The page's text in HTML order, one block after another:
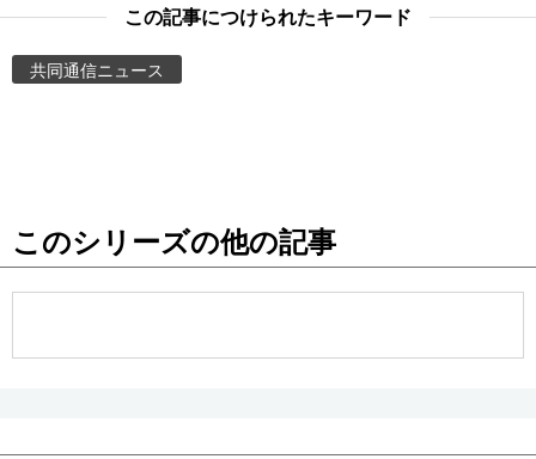
東京
この記事につけられたキーワード
共同通信ニュース
このシリーズの他の記事